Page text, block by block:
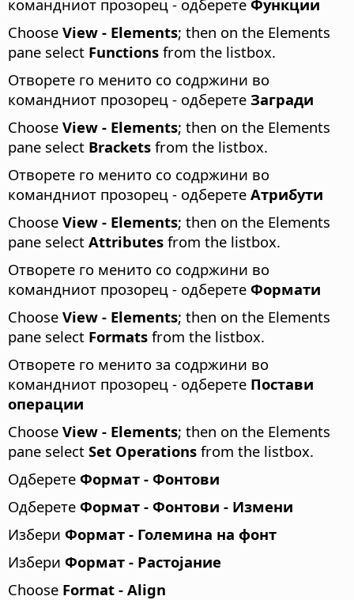
командниот прозорец - одберете Функции
Choose View - Elements; then on the Elements
pane select Functions from the listbox.
Отворете го менито со содржини во
командниот прозорец - одберете Загради
Choose View - Elements; then on the Elements
pane select Brackets from the listbox.
Отворете го менито со содржини во
командниот прозорец - одберете Атрибути
Choose View - Elements; then on the Elements
pane select Attributes from the listbox.
Отворете го менито со содржини во
командниот прозорец - одберете Формати
Choose View - Elements; then on the Elements
pane select Formats from the listbox.
Отворете го менито за содржини во
командниот прозорец - одберете Постави
операции
Choose View - Elements; then on the Elements
pane select Set Operations from the listbox.
Одберете Формат - Фонтови
Одберете Формат - Фонтови - Измени
Избери Формат - Големина на фонт
Избери Формат - Растојание
Choose Format - Align